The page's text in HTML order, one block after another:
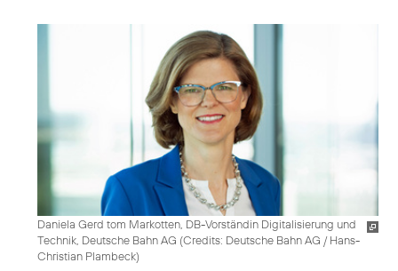
Daniela Gerd tom Markotten, DB-Vorständin Digitalisierung und
Technik, Deutsche Bahn AG (Credits: Deutsche Bahn AG / Hans-
Christian Plambeck)